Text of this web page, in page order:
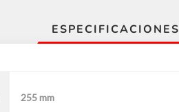
ESPECIFICACIONES
255 mm